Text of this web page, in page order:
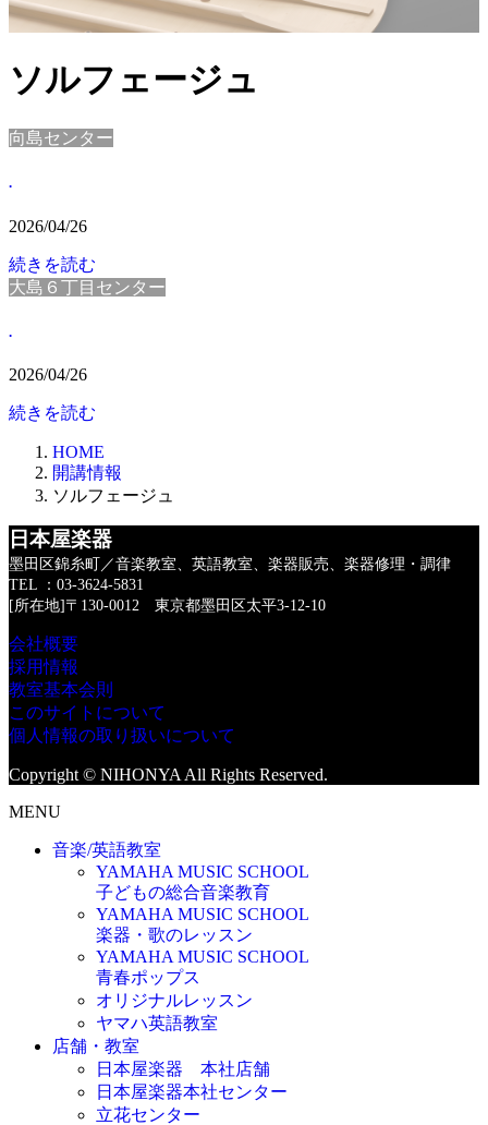
ソルフェージュ
向島センター
.
2026/04/26
続きを読む
大島６丁目センター
.
2026/04/26
続きを読む
HOME
開講情報
ソルフェージュ
日本屋楽器
墨田区錦糸町／音楽教室、英語教室、楽器販売、楽器修理・調律
TEL ：03-3624-5831
[所在地]〒130-0012 東京都墨田区太平3-12-10
会社概要
採用情報
教室基本会則
このサイトについて
個人情報の取り扱いについて
Copyright © NIHONYA All Rights Reserved.
MENU
音楽/英語教室
YAMAHA MUSIC SCHOOL
子どもの総合音楽教育
YAMAHA MUSIC SCHOOL
楽器・歌のレッスン
YAMAHA MUSIC SCHOOL
青春ポップス
オリジナルレッスン
ヤマハ英語教室
店舗・教室
日本屋楽器 本社店舗
日本屋楽器本社センター
立花センター